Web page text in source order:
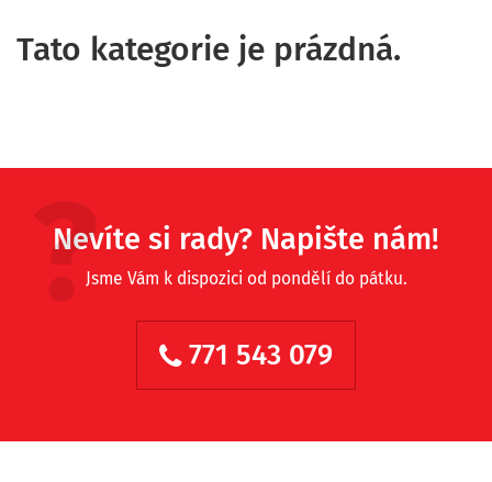
Tato kategorie je prázdná.
Nevíte si rady? Napište nám!
Jsme Vám k dispozici od pondělí do pátku.
771 543 079